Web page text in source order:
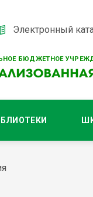
БЮДЖЕТНОЕ
Электронный